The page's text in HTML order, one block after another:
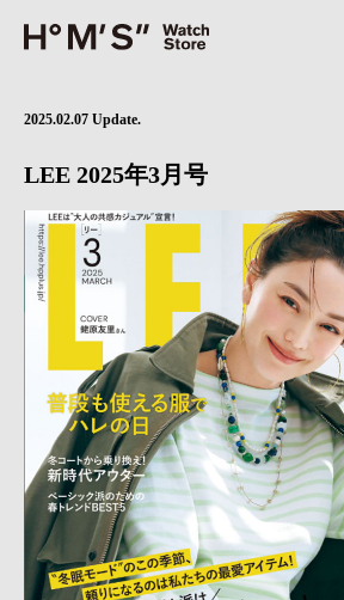
2025.02.07 Update.
LEE 2025年3月号